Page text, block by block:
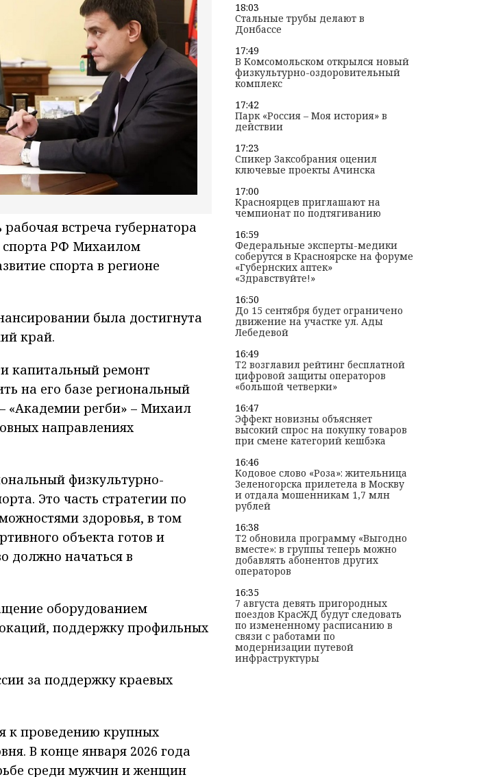
встреча губернатора
спорта РФ Михаилом
спорта в регионе
была достигнута
край.
капита­льный ремонт
на его базе региональный
«Академии регби» – Михаил
направлениях
физкультурно-
Это часть стратегии по
здоровья, в том
объекта готов и
должно начаться в
оборудованием
поддержку профильных
за поддержку краевых
к проведению крупных
В конце января 2026 года
среди мужчин и женщин
18:03
Стальные трубы делают в
Донбассе
17:49
В Комсомольском открылся новый
физкультурно-оздоровительный
комплекс
17:42
Парк «Россия – Моя история» в
действии
17:23
Спикер Заксобрания оценил
ключевые проекты Ачинска
17:00
Красноярцев приглашают на
чемпионат по подтягиванию
16:59
Федеральные эксперты-медики
соберутся в Красноярске на форуме
«Губернских аптек»
«Здравствуйте!»
16:50
До 15 сентября будет ограничено
движение на участке ул. Ады
Лебедевой
16:49
T2 возглавил рейтинг бесплатной
цифровой защиты операторов
«большой четверки»
16:47
Эффект новизны объясняет
высокий спрос на покупку товаров
при смене категорий кешбэка
16:46
Кодовое слово «Роза»: жительница
Зеленогорска прилетела в Москву
и отдала мошенникам 1,7 млн
рублей
16:38
T2 обновила программу «Выгодно
вместе»: в группы теперь можно
добавлять абонентов других
операторов
16:35
7 августа девять пригородных
поездов КрасЖД будут следовать
по измененному расписанию в
связи с работами по
модернизации путевой
инфраструктуры